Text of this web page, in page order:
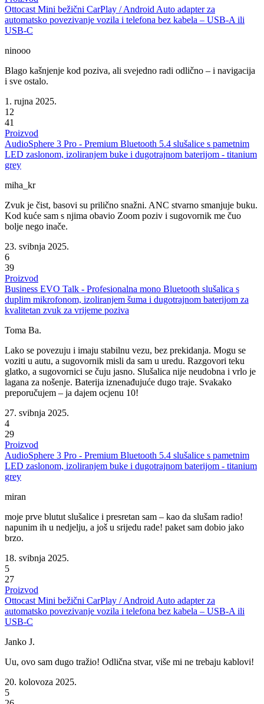
Ottocast Mini bežični CarPlay / Android Auto adapter za
automatsko povezivanje vozila i telefona bez kabela – USB-A ili
USB-C
ninooo
Blago kašnjenje kod poziva, ali svejedno radi odlično – i navigacija
i sve ostalo.
1. rujna 2025.
12
41
Proizvod
AudioSphere 3 Pro - Premium Bluetooth 5.4 slušalice s pametnim
LED zaslonom, izoliranjem buke i dugotrajnom baterijom - titanium
grey
miha_kr
Zvuk je čist, basovi su prilično snažni. ANC stvarno smanjuje buku.
Kod kuće sam s njima obavio Zoom poziv i sugovornik me čuo
bolje nego inače.
23. svibnja 2025.
6
39
Proizvod
Business EVO Talk - Profesionalna mono Bluetooth slušalica s
duplim mikrofonom, izoliranjem šuma i dugotrajnom baterijom za
kvalitetan zvuk za vrijeme poziva
Toma Ba.
Lako se povezuju i imaju stabilnu vezu, bez prekidanja. Mogu se
voziti u autu, a sugovornik misli da sam u uredu. Razgovori teku
glatko, a sugovornici se čuju jasno. Slušalica nije neudobna i vrlo je
lagana za nošenje. Baterija iznenađujuće dugo traje. Svakako
preporučujem – ja dajem ocjenu 10!
27. svibnja 2025.
4
29
Proizvod
AudioSphere 3 Pro - Premium Bluetooth 5.4 slušalice s pametnim
LED zaslonom, izoliranjem buke i dugotrajnom baterijom - titanium
grey
miran
moje prve blutut slušalice i presretan sam – kao da slušam radio!
napunim ih u nedjelju, a još u srijedu rade! paket sam dobio jako
brzo.
18. svibnja 2025.
5
27
Proizvod
Ottocast Mini bežični CarPlay / Android Auto adapter za
automatsko povezivanje vozila i telefona bez kabela – USB-A ili
USB-C
Janko J.
Uu, ovo sam dugo tražio! Odlična stvar, više mi ne trebaju kablovi!
20. kolovoza 2025.
5